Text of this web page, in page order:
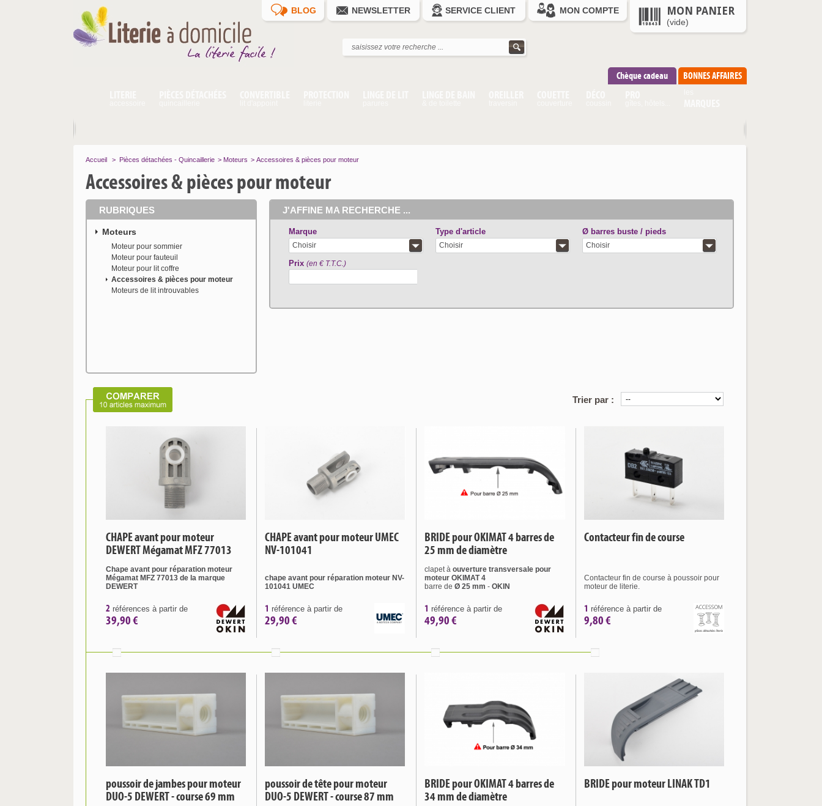
BLOG NEWSLETTER SERVICE CLIENT MON COMPTE MON PANIER
(vide)
BONNES AFFAIRES
Chèque cadeau
Accueil > Pièces détachées - Quincaillerie > Moteurs > Accessoires & pièces pour moteur
Accessoires & pièces pour moteur
RUBRIQUES
Moteurs
Moteur pour sommier
Moteur pour fauteuil
Moteur pour lit coffre
Accessoires & pièces pour moteur
Moteurs de lit introuvables
J'AFFINE MA RECHERCHE ...
Marque
Choisir
Type d'article
Choisir
Ø barres buste / pieds
Choisir
Prix (en € T.T.C.)
Trier par :
CHAPE avant pour moteur
DEWERT Mégamat MFZ 77013
Chape avant pour réparation moteur
Mégamat MFZ 77013 de la marque
DEWERT
2 références à partir de
39,90 €
CHAPE avant pour moteur UMEC
NV-101041
chape avant pour réparation moteur NV-
101041 UMEC
1 référence à partir de
29,90 €
BRIDE pour OKIMAT 4 barres de
25 mm de diamètre
clapet à ouverture transversale pour
moteur OKIMAT 4
barre de Ø 25 mm - OKIN
1 référence à partir de
49,90 €
Contacteur fin de course
Contacteur fin de course à poussoir pour
moteur de literie.
1 référence à partir de
9,80 €
poussoir de jambes pour moteur
DUO-5 DEWERT - course 69 mm
poussoir de tête pour moteur
DUO-5 DEWERT - course 87 mm
BRIDE pour OKIMAT 4 barres de
34 mm de diamètre
BRIDE pour moteur LINAK TD1